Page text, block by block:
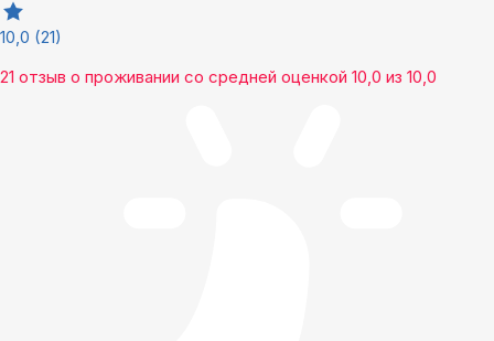
10,0 (21)
21 отзыв о проживании со средней оценкой 10,0 из 10,0